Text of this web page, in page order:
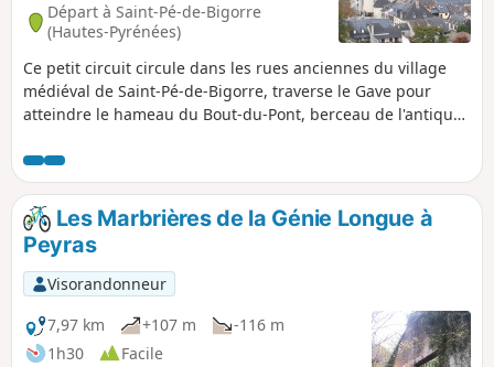
Départ à Saint-Pé-de-Bigorre
(Hautes-Pyrénées)
Ce petit circuit circule dans les rues anciennes du village
médiéval de Saint-Pé-de-Bigorre, traverse le Gave pour
atteindre le hameau du Bout-du-Pont, berceau de l'antique
de l'ancienne abbaye bénédictine du XIe siècle.
Les Marbrières de la Génie Longue à
Peyras
Visorandonneur
7,97 km
+107 m
-116 m
1h30
Facile